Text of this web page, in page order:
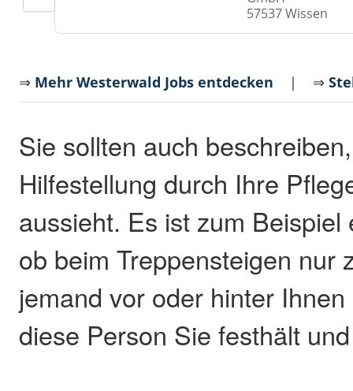
57537 Wissen
⇒ Mehr Westerwald Jobs entdecken | ⇒
Sie sollten auch
Hilfestellung durch Ihre
aussieht. Es ist zum Beispiel
ob beim Treppensteigen nur
jemand vor oder hinter
diese Person Sie festhält